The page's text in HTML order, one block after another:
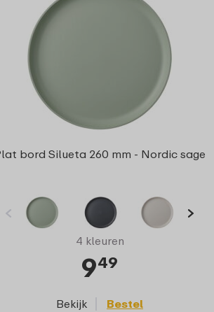
bord Silueta 260 mm - Nordic sage
4 kleuren
949
Bekijk Bestel